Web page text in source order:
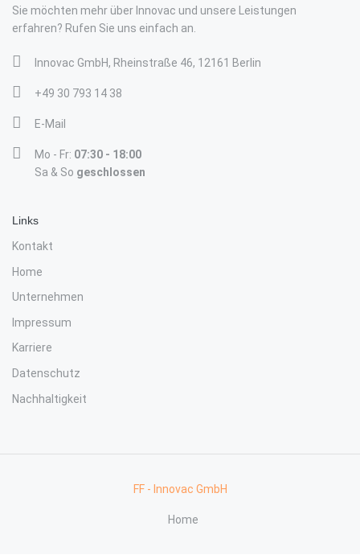
Sie möchten mehr über Innovac und unsere Leistungen
erfahren? Rufen Sie uns einfach an.
Innovac GmbH, Rheinstraße 46, 12161 Berlin
+49 30 793 14 38
E-Mail
Mo - Fr: 07:30 - 18:00
Sa & So geschlossen
Links
Kontakt
Home
Unternehmen
Impressum
Karriere
Datenschutz
Nachhaltigkeit
FF - Innovac GmbH
Home